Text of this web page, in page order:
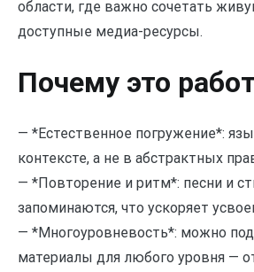
области, где важно сочетать
доступные медиа-ресурсы.
Почему это
— *Естественное погружение*:
контексте, а не в абстрактных
— *Повторение и ритм*: песни и
запоминаются, что ускоряет
— *Многоуровневость*: можно
материалы для любого уровня —